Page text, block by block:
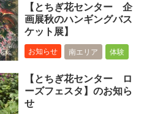
【とちぎ花センター 企
画展秋のハンギングバス
ケット展】
お知らせ 南エリア 体験
【とちぎ花センター ロ
ーズフェスタ】のお知ら
せ